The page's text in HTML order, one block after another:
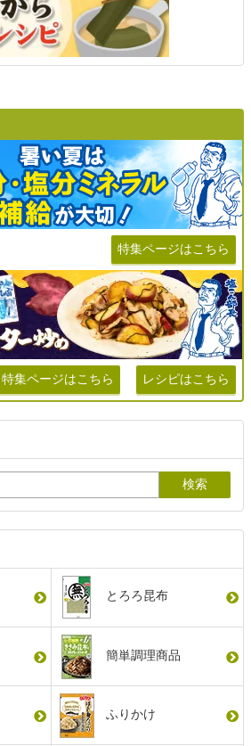
特集ページはこちら
特集ページはこちら レシピはこちら
とろろ昆布
簡単調理商品
ふりかけ